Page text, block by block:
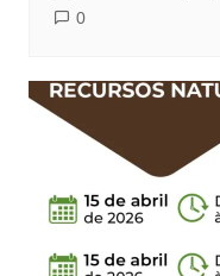
0